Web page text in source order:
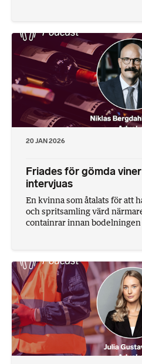
20 JAN 2026
Friades för gömda
intervjuas
En kvinna som åtalats för att
och spritsamling värd
containrar innan bodelningen